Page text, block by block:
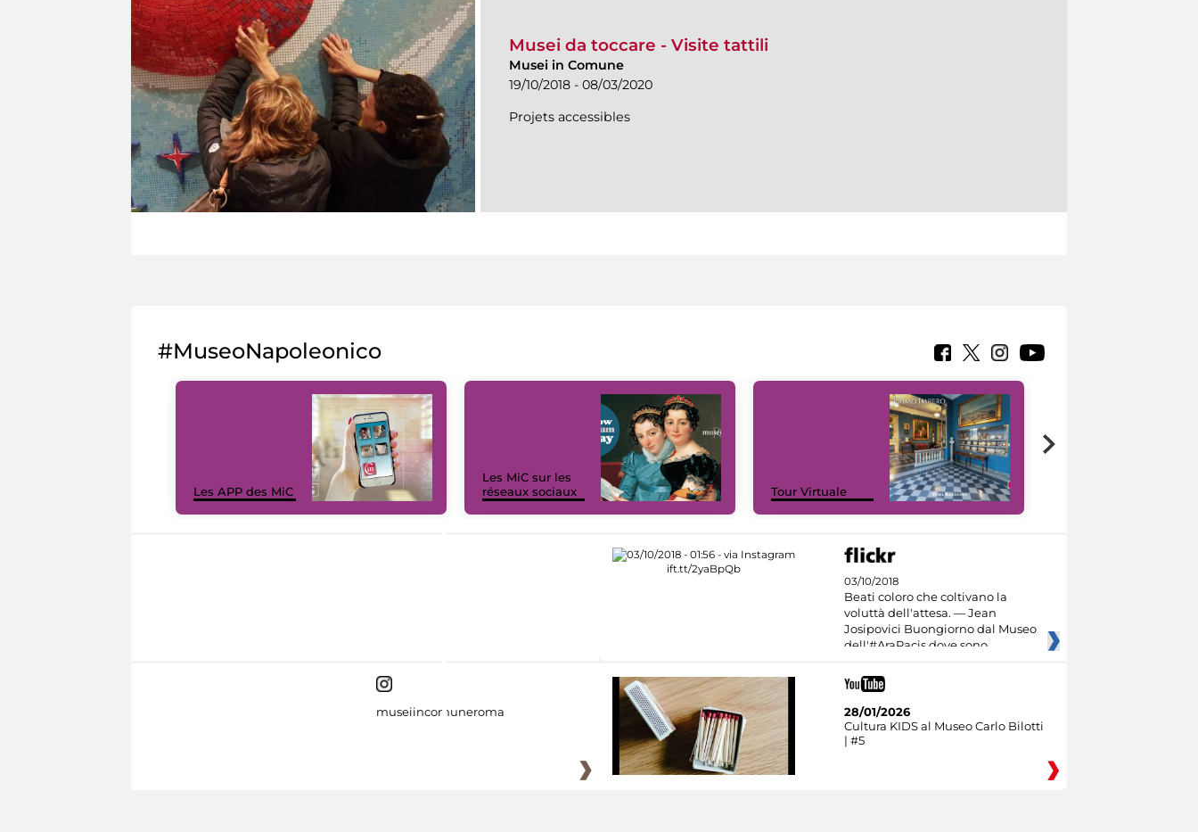
Musei da toccare - Visite tattili
Musei in Comune
19/10/2018 - 08/03/2020
Projets accessibles
#MuseoNapoleonico
Les APP des MiC
Les MiC sur les
réseaux sociaux
Tour Virtuale
03/10/2018
Beati coloro che coltivano la
voluttà dell'attesa. — Jean
Josipovici Buongiorno dal Museo
dell'#AraPacis dove sono
museiincomuneroma
28/01/2026
Cultura KIDS al Museo Carlo Bilotti
| #5